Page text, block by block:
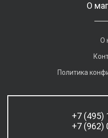
О
О
Политика
+7 (495)
+7 (962)